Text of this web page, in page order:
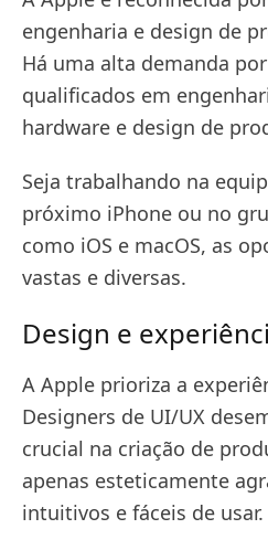
engenharia e design de
Há uma alta demanda
qualificados em
hardware e design de
Seja trabalhando na
próximo iPhone ou no
como iOS e macOS, as
vastas e diversas.
Design e
A Apple prioriza a
Designers de UI/UX
crucial na criação de
apenas esteticamente
intuitivos e fáceis de usar.